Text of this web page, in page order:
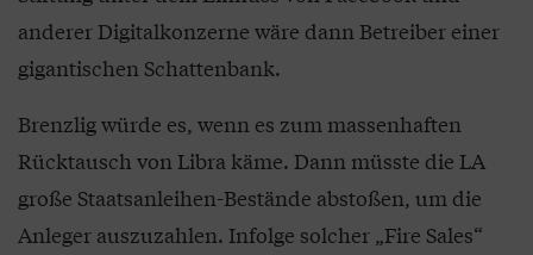
anderer Digitalkonzerne wäre dann Betreiber einer
gigantischen Schattenbank.
Brenzlig würde es, wenn es zum massenhaften
Rücktausch von Libra käme. Dann müsste die LA
große Staatsanleihen-Bestände abstoßen, um die
Anleger auszuzahlen. Infolge solcher „Fire Sales“